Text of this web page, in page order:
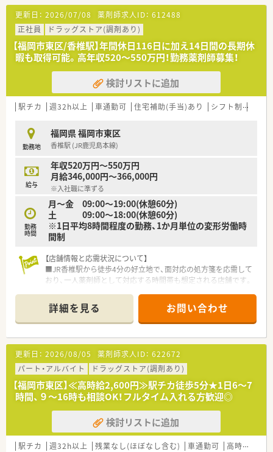
【募集背景と求める人物像について】
■今後の福岡県内での積極的な新規出店計画に伴う増員募集で
あり、薬局の立ち上げを一から経験したいという方を急募してい
ます。
■在宅業務やかかりつけ薬剤師、OTC販売に抵抗がなく、事務員
が不在の環境でレセコン入力業務もこなせる方を求めていま
す。
■将来的に管理薬剤師として活躍したい意欲のある方や、企業の
成長に一丸となって取り組める柔軟な方を募集しています。
■大手総合小売業社とドラッグストア大手が共同出資して設立
した企業で、安定した経営基盤と充実した教育体制が大きな強み
です。
■2030年までに九州全域で200店舗の出店を目指しており、売
上高1800億円という壮大な目標を掲げて急成長を続けていま
す。
■福岡県や熊本県を中心に新規店舗を続々と展開しており、地域
に根ざしながら新しい薬局の形を創造している勢いのある企業
です。
■新規出店という変化の多い環境を楽しみながら、店舗のルール
作りや運営に主体的に関わっている前向きな薬剤師が活躍して
います。
■調剤だけでなくOTCの知識も深めたいという意欲的な薬剤師
が、大手ドラッグストアのノウハウを吸収しながら現場で輝いて
います。
■在宅医療やかかりつけ薬剤師の取得を通じて、地域住民の健康
を支えることに強いやりがいを感じる方が多く在籍していま
す。
更新日： 2026/07/08 薬剤師求人ID： 612488
正社員
ドラッグストア(調剤あり)
【福岡市東区/香椎駅】年間休日116日に加え14日間の長期休
暇も取得可能。高年収520～550万円！勤務薬剤師募集！
検討リストに追加
駅チカ 週32h以上 車通勤可 住宅補助(手当)あり シフト制
勤務地
福岡県 福岡市東区
香椎駅 (JR鹿児島本線)
給与
年収520万円～550万円
月給346,000円～366,000円
※入社職に準ずる
勤務
時間
月～金 09:00～19:00(休憩60分)
土 09:00～18:00(休憩60分)
※1日平均8時間程度の勤務、1か月単位の変形労働時
間制
【店舗情報と応需状況について】
■JR香椎駅から徒歩4分の好立地で、面対応の処方箋を応需して
おり、一人薬剤師として対応する時間帯も想定される店舗です。
までの開局となっており、周辺地域の患者様の利便性を高めてい
ます。
■処方箋枚数は1時間あたり2枚程度、1日で約16枚前後の応需が
見込まれており、落ち着いて一人ひとりの患者様に向き合える環
境です。
【募集背景と求める人物像について】
■今後の福岡県内での積極的な新規出店計画に伴う増員募集で
あり、薬局の立ち上げを一から経験したいという方を急募してい
ます。
■在宅業務やかかりつけ薬剤師、OTC販売に抵抗がなく、事務員
が不在の環境でレセコン入力業務もこなせる方を求めていま
す。
■将来的に管理薬剤師として活躍したい意欲のある方や、企業の
詳細を見る お問い合わせ
更新日： 2026/08/05 薬剤師求人ID： 622672
パート・アルバイト
ドラッグストア(調剤あり)
【福岡市東区】≪高時給2,600円≫駅チカ徒歩5分★1日6～7
時間、９～16時も相談OK！フルタイム入れる方歓迎◎
検討リストに追加
駅チカ 週32h以上 残業なし(ほぼなし含む) 車通勤可 高時給(2,500円以上)